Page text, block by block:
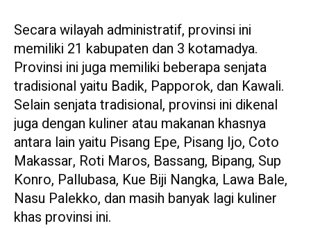
Secara wilayah administratif, provinsi ini
memiliki 21 kabupaten dan 3 kotamadya.
Provinsi ini juga memiliki beberapa senjata
tradisional yaitu Badik, Papporok, dan Kawali.
Selain senjata tradisional, provinsi ini dikenal
juga dengan kuliner atau makanan khasnya
antara lain yaitu Pisang Epe, Pisang Ijo, Coto
Makassar, Roti Maros, Bassang, Bipang, Sup
Konro, Pallubasa, Kue Biji Nangka, Lawa Bale,
Nasu Palekko, dan masih banyak lagi kuliner
khas provinsi ini.